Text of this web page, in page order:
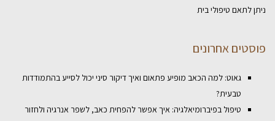
ניתן לתאם טיפולי בית
פוסטים אחרונים
גאוט: למה הכאב מופיע פתאום ואיך דיקור סיני יכול לסייע בהתמודדות
טבעית?
טיפול בפיברומיאלגיה: איך אפשר להפחית כאב, לשפר אנרגיה ולחזור